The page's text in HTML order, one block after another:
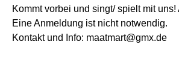
Kommt vorbei und singt/ spielt mit uns!
Eine Anmeldung ist nicht notwendig.
Kontakt und Info: maatmart@gmx.de